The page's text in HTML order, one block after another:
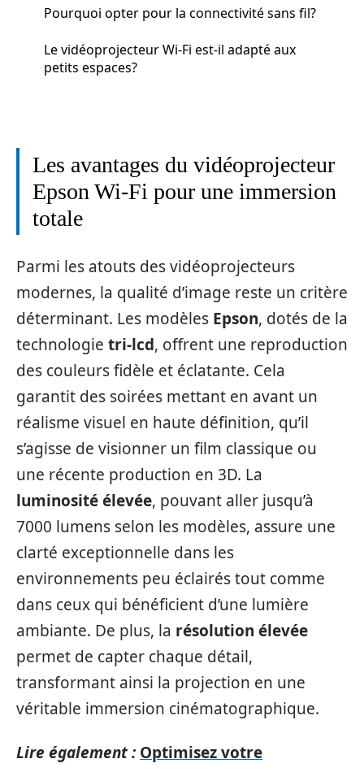
Pourquoi opter pour la connectivité sans fil?
Le vidéoprojecteur Wi-Fi est-il adapté aux
petits espaces?
Les avantages du vidéoprojecteur
Epson Wi-Fi pour une immersion
totale
Parmi les atouts des vidéoprojecteurs
modernes, la qualité d’image reste un critère
déterminant. Les modèles Epson, dotés de la
technologie tri-lcd, offrent une reproduction
des couleurs fidèle et éclatante. Cela
garantit des soirées mettant en avant un
réalisme visuel en haute définition, qu’il
s’agisse de visionner un film classique ou
une récente production en 3D. La
luminosité élevée, pouvant aller jusqu’à
7000 lumens selon les modèles, assure une
clarté exceptionnelle dans les
environnements peu éclairés tout comme
dans ceux qui bénéficient d’une lumière
ambiante. De plus, la résolution élevée
permet de capter chaque détail,
transformant ainsi la projection en une
véritable immersion cinématographique.
Lire également : Optimisez votre